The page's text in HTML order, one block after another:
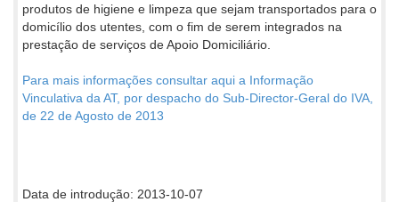
produtos de higiene e limpeza que sejam transportados para o
domicílio dos utentes, com o fim de serem integrados na
prestação de serviços de Apoio Domiciliário.
Para mais informações consultar aqui a Informação
Vinculativa da AT, por despacho do Sub-Director-Geral do IVA,
de 22 de Agosto de 2013
Data de introdução: 2013-10-07